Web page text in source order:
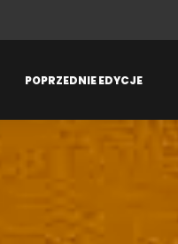
POPRZEDNIE EDYCJE